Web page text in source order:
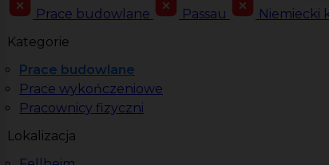
Prace budowlane Passau
Niemiecki
Kategorie
Prace budowlane
Prace wykończeniowe
Pracownicy fizyczni
Lokalizacja